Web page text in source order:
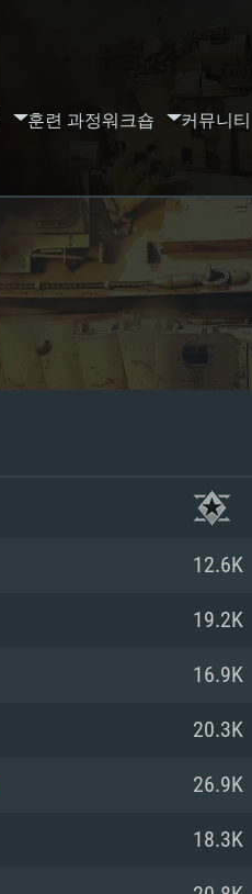
훈련 과정워크숍 커뮤니티
12.6K
19.2K
16.9K
20.3K
26.9K
18.3K